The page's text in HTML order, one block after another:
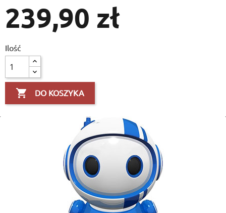
239,90 zł
Ilość
 DO KOSZYKA